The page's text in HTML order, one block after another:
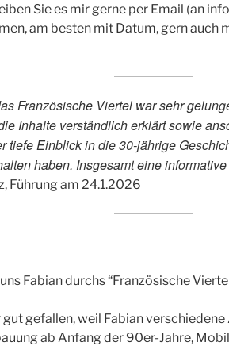
Sie es mir gerne per Email (an
am besten mit Datum, gern auch
Französische Viertel war sehr
Inhalte verständlich erklärt sowie
tiefe Einblick in die 30-jährige
haben. Insgesamt eine
Führung am 24.1.2026
Fabian durchs “Französische
gut gefallen, weil Fabian
ab Anfang der 90er-Jahre,